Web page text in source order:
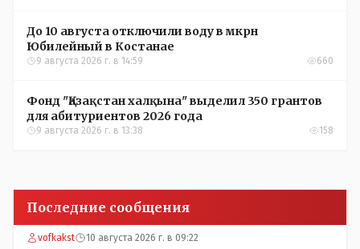
До 10 августа отключили воду в мкрн
Юбилейный в Костанае
9 августа 2026 г. в 14:59 660
Фонд "Қазақстан халқына" выделил 350 грантов
для абитуриентов 2026 года
9 августа 2026 г. в 13:38 158
Последние сообщения
vofkakst 10 августа 2026 г. в 09:22